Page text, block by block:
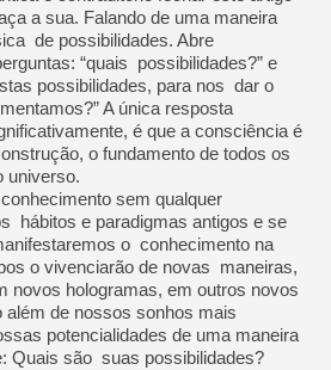
a sua. Falando de uma maneira
de possibilidades. Abre
“quais possibilidades?” e
possibilidades, para nos dar o
A única resposta
é que a consciência é
o fundamento de todos os
universo.
sem qualquer
hábitos e paradigmas antigos e se
o conhecimento na
o vivenciarão de novas maneiras,
novos hologramas, em outros novos
além de nossos sonhos mais
potencialidades de uma maneira
Quais são suas possibilidades?